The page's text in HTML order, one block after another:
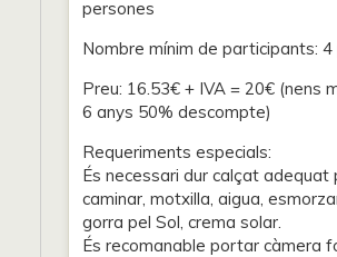
persones
Nombre mínim de participants:
Preu: 16.53€ + IVA = 20€ (nens
6 anys 50% descompte)
Requeriments especials:
És necessari dur calçat adequat
caminar, motxilla, aigua,
gorra pel Sol, crema solar.
És recomanable portar càmera